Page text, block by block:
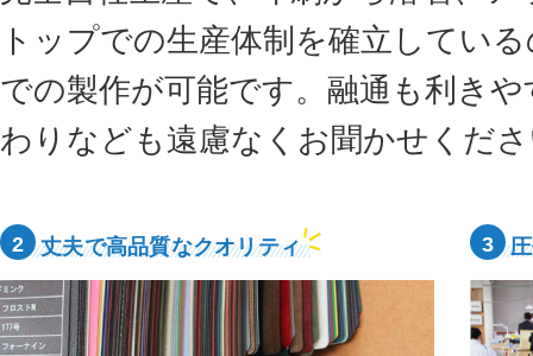
トップでの生産体制を確立してい
での製作が可能です。融通も利き
わりなども遠慮なくお聞かせくだ
2 丈夫で高品質なクオリティ 3